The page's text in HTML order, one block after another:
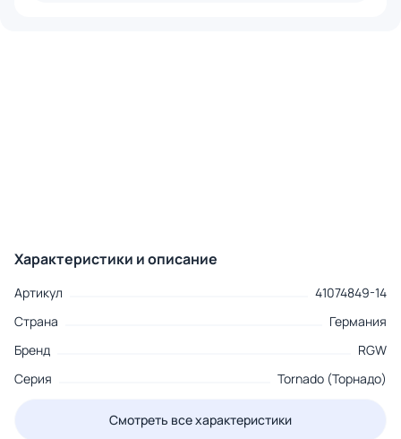
Характеристики и описание
Артикул
41074849-14
Страна
Германия
Бренд
RGW
Серия
Tornado (Торнадо)
Смотреть все характеристики